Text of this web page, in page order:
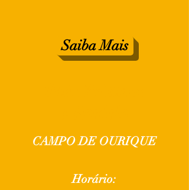
Saiba Mais
CAMPO DE OURIQUE
Horário: